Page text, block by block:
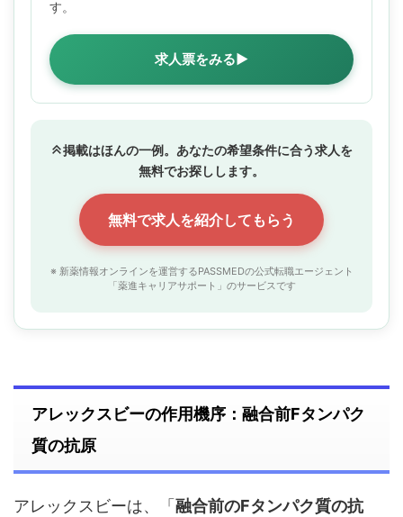
す。
求人票をみる▶
掲載はほんの一例。あなたの希望条件に合う求人を
無料でお探しします。
無料で求人を紹介してもらう
※ 新薬情報オンラインを運営するPASSMEDの公式転職エージェント
「薬進キャリアサポート」のサービスです
アレックスビーの作用機序：融合前Fタンパク
質の抗原
アレックスビーは、「 融合前のFタンパク質の抗